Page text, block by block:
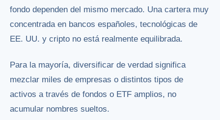
fondo dependen del mismo mercado. Una cartera muy
concentrada en bancos españoles, tecnológicas de
EE. UU. y cripto no está realmente equilibrada.
Para la mayoría, diversificar de verdad significa
mezclar miles de empresas o distintos tipos de
activos a través de fondos o ETF amplios, no
acumular nombres sueltos.